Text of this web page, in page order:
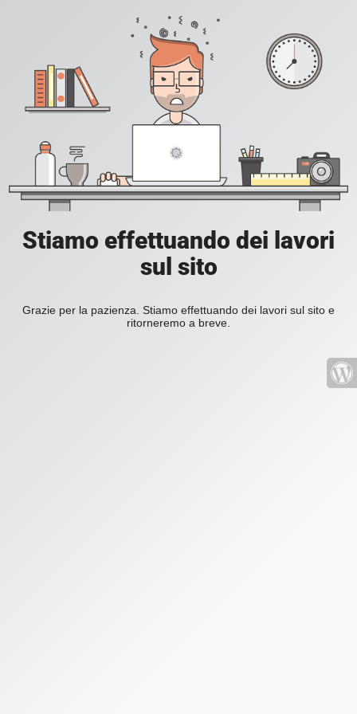
Stiamo effettuando dei lavori
sul sito
Grazie per la pazienza. Stiamo effettuando dei lavori sul sito e
ritorneremo a breve.